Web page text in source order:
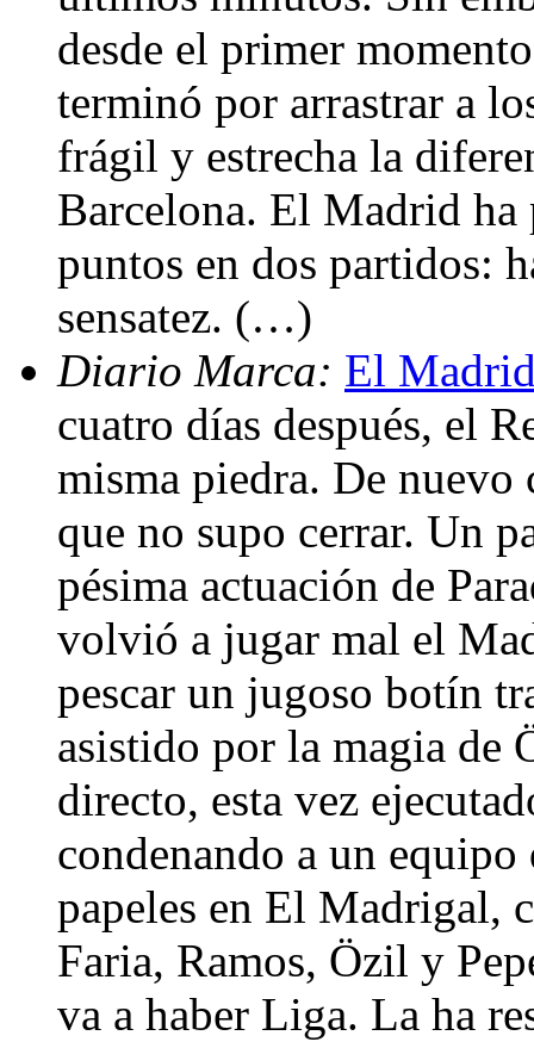
desde el primer
terminó por arrastrar a
frágil y estrecha la
Barcelona. El Madrid ha
puntos en dos partidos:
sensatez. (…)
Diario Marca: El
cuatro días después, el
misma piedra. De
que no supo cerrar. Un
pésima actuación de
volvió a jugar mal el
pescar un jugoso botín
asistido por la magia de
directo, esta vez
condenando a un
papeles en El Madrigal,
Faria, Ramos, Özil y
va a haber Liga. La ha